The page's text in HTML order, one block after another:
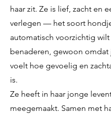
haar zit. Ze is lief, zacht en
verlegen — het soort
automatisch voorzichtig wilt
benaderen, gewoon omdat
voelt hoe gevoelig en
is.
Ze heeft in haar jonge
meegemaakt. Samen met